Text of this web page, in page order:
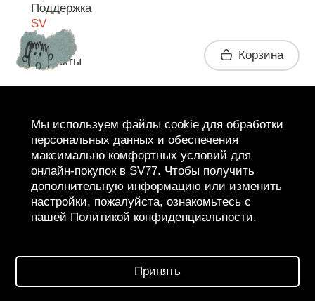
Поддержка
SV
Контакты
SV BOUTIQUE
Корзина
Мы используем файлы cookie для обработки
персональных данных и обеспечения
максимально комфортных условий для
онлайн-покупок в SV77. Чтобы получить
дополнительную информацию или изменить
настройки, пожалуйста, ознакомьтесь с
нашей Политикой конфиденциальности.
Принять